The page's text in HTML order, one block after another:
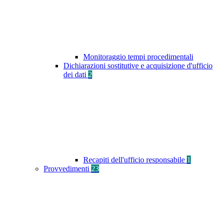
Monitoraggio tempi procedimentali
Dichiarazioni sostitutive e acquisizione d'ufficio
dei dati 2
Recapiti dell'ufficio responsabile 1
Provvedimenti 23